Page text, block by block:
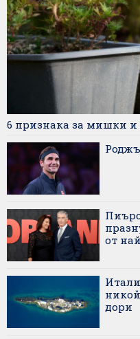
6 признака за мишки и
от
дори